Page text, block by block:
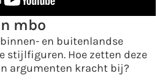
mbo
en buitenlandse
stijlfiguren. Hoe zetten deze
argumenten kracht bij?